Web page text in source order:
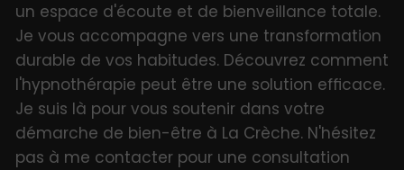
un espace d'écoute et de bienveillance totale.
Je vous accompagne vers une transformation
durable de vos habitudes. Découvrez comment
l'hypnothérapie peut être une solution efficace.
Je suis là pour vous soutenir dans votre
démarche de bien-être à La Crèche. N'hésitez
pas à me contacter pour une consultation